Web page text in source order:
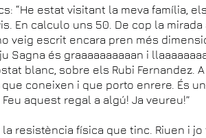
“He estat visitant la meva família,
En calculo uns 50. De cop la mirada
veig escrit encara pren més
Sagna és graaaaaaaaaan i
blanc, sobre els Rubi Fernandez.
coneixen i que porto enrere. És
aquest regal a algú! Ja veureu!”
resistència física que tinc. Riuen i jo